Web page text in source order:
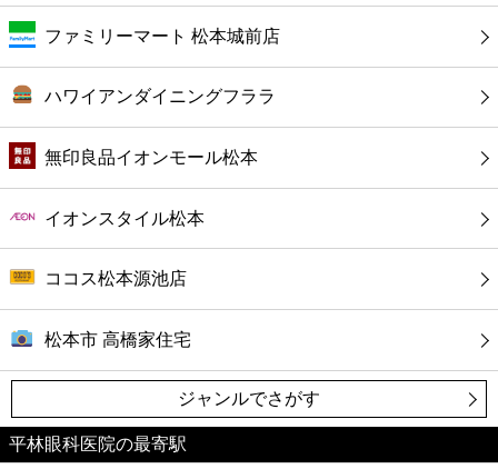
ファミリーマート 松本城前店
ハワイアンダイニングフララ
無印良品イオンモール松本
イオンスタイル松本
ココス松本源池店
松本市 高橋家住宅
ジャンルでさがす
平林眼科医院の最寄駅